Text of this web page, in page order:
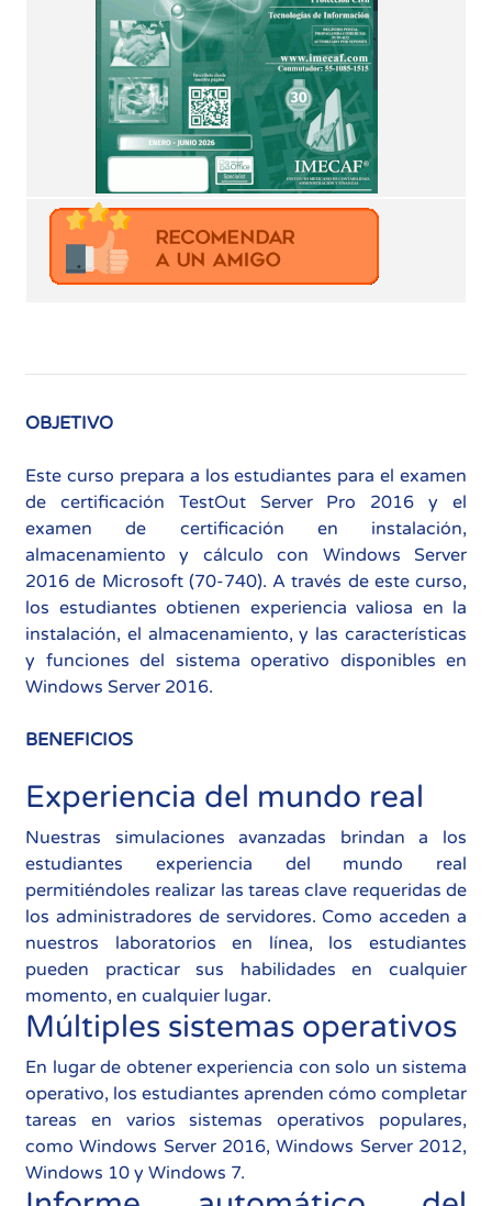
OBJETIVO
Este curso prepara a los estudiantes para el examen
de certificación TestOut Server Pro 2016 y el
examen de certificación en instalación,
almacenamiento y cálculo con Windows Server
2016 de Microsoft (70-740). A través de este curso,
los estudiantes obtienen experiencia valiosa en la
instalación, el almacenamiento, y las características
y funciones del sistema operativo disponibles en
Windows Server 2016.
BENEFICIOS
Experiencia del mundo real
Nuestras simulaciones avanzadas brindan a los
estudiantes experiencia del mundo real
permitiéndoles realizar las tareas clave requeridas de
los administradores de servidores. Como acceden a
nuestros laboratorios en línea, los estudiantes
pueden practicar sus habilidades en cualquier
momento, en cualquier lugar.
Múltiples sistemas operativos
En lugar de obtener experiencia con solo un sistema
operativo, los estudiantes aprenden cómo completar
tareas en varios sistemas operativos populares,
como Windows Server 2016, Windows Server 2012,
Windows 10 y Windows 7.